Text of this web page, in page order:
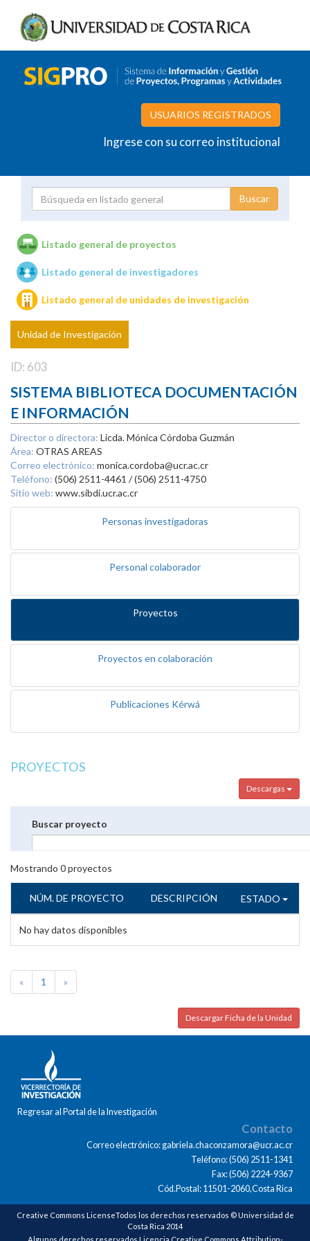
USUARIOS REGISTRADOS
Ingrese con su correo institucional
Unidades de investigación
Listado general de proyectos
Listado general de investigadores
Listado general de unidades de investigación
Unidad de Investigación
ID: 603
SISTEMA BIBLIOTECA DOCUMENTACIÓN
E INFORMACIÓN
Director o directora: Licda. Mónica Córdoba Guzmán
Área: OTRAS AREAS
Correo electrónico: monica.cordoba@ucr.ac.cr
Teléfono: (506) 2511-4461 / (506) 2511-4750
Sitio web: www.sibdi.ucr.ac.cr
Personas investigadoras
Personal colaborador
Proyectos
Proyectos en colaboración
Publicaciones Kérwá
PROYECTOS
Descargas
Buscar proyecto
Mostrando 0proyectos
NÚM. DE PROYECTO DESCRIPCIÓN ESTADO
No hay datos disponibles
« 1 »
Descargar Ficha de la Unidad
Regresar al Portal de la Investigación
Contacto
Correo electrónico: gabriela.chaconzamora@ucr.ac.cr
Teléfono: (506) 2511-1341
Fax: (506) 2224-9367
Cód.Postal: 11501-2060,Costa Rica
Creative Commons LicenseTodos los derechos reservados © Universidad de
Costa Rica 2014